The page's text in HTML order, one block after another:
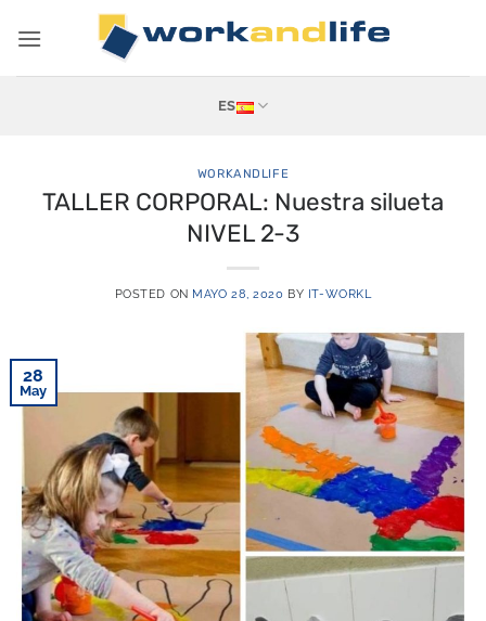
ES
WORKANDLIFE
TALLER CORPORAL: Nuestra silueta
NIVEL 2-3
POSTED ON MAYO 28, 2020 BY IT-WORKL
28
May